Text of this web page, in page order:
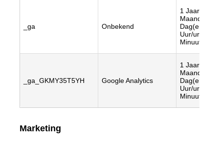
_ga Onbekend
1 Jaar/
Maand(en),
Dag(en), 23
Uur/uren, 57
Minuut/
_ga_GKMY35T5YH Google Analytics
1 Jaar/
Maand(en),
Dag(en), 23
Uur/uren, 57
Minuut/
Marketing